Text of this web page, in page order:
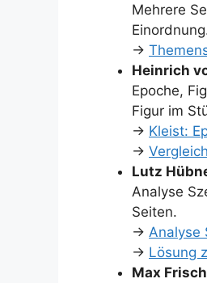
Mehrere
→
Heinrich
Epoche,
Figur im
→ Kleist:
→
Lutz
Analyse
Seiten.
→ Analyse
→ Lösung
Max